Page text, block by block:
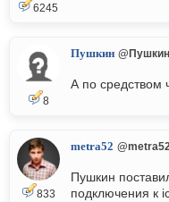
6245
8
Пушкин @Пушкин
А по средством
833
metra52 @metra52
Пушкин
подключения к